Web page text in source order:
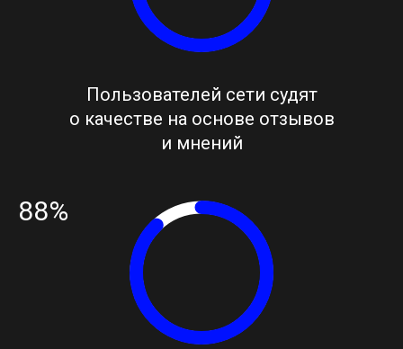
Пользователей сети судят
о качестве на основе отзывов
и мнений
88%